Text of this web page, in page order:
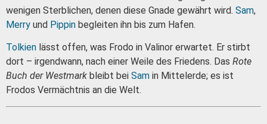
wenigen Sterblichen, denen diese Gnade gewährt wird. Sam,
Merry und Pippin begleiten ihn bis zum Hafen.
Tolkien lässt offen, was Frodo in Valinor erwartet. Er stirbt
dort – irgendwann, nach einer Weile des Friedens. Das Rote
Buch der Westmark bleibt bei Sam in Mittelerde; es ist
Frodos Vermächtnis an die Welt.